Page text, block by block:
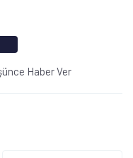
Haber Ver